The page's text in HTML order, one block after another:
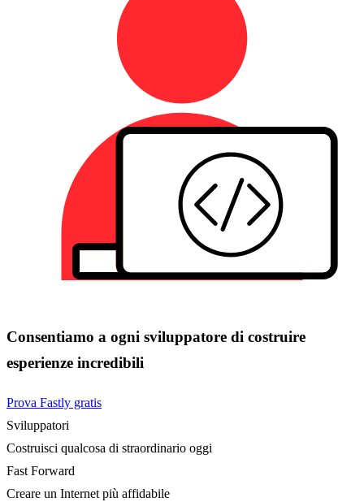
Consentiamo a ogni sviluppatore di costruire
esperienze incredibili
Prova Fastly gratis
Sviluppatori
Costruisci qualcosa di straordinario oggi
Fast Forward
Creare un Internet più affidabile